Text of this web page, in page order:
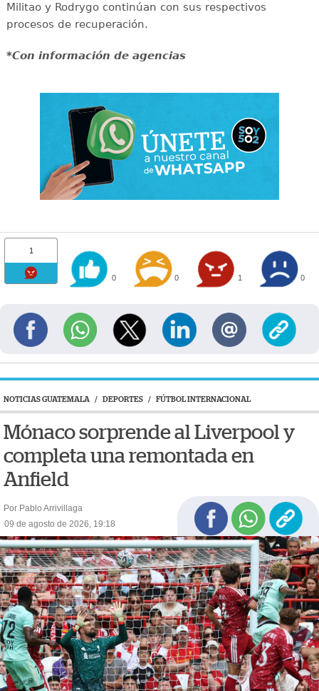
Militao y Rodrygo continúan con sus respectivos
procesos de recuperación.
*Con información de agencias
1
0 0 1 0
NOTICIAS GUATEMALA / DEPORTES / FÚTBOL INTERNACIONAL
Mónaco sorprende al Liverpool y
completa una remontada en
Anfield
Por Pablo Arrivillaga
09 de agosto de 2026, 19:18